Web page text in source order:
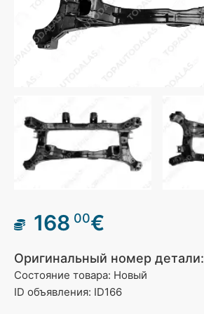
168 00€
Оригинальный номер
Состояние товара: Новый
ID объявления: ID166